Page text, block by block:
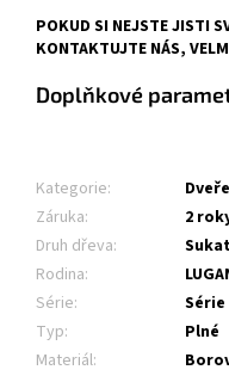
POKUD SI NEJSTE JISTI
KONTAKTUJTE NÁS,
Doplňkové
Kategorie:
Záruka:
2
Druh dřeva:
Rodina:
Série:
Série
Typ:
Plné
Materiál: